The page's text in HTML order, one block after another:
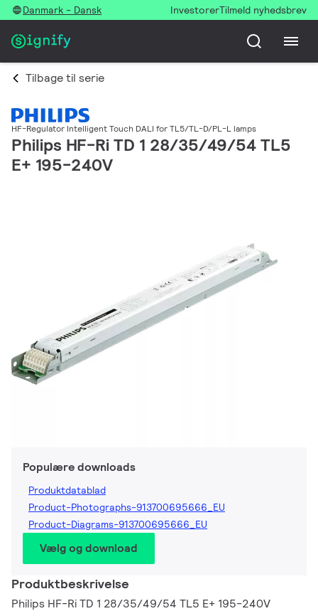
Danmark - Dansk InvestorerTilmeld nyhedsbrev
Tilbage til serie
HF-Regulator Intelligent Touch DALI for TL5/TL-D/PL-L lamps
Philips HF-Ri TD 1 28/35/49/54 TL5
E+ 195-240V
Populære downloads
Produktdatablad
Product-Photographs-913700695666_EU
Product-Diagrams-913700695666_EU
Vælg og download
Produktbeskrivelse
Philips HF-Ri TD 1 28/35/49/54 TL5 E+ 195-240V